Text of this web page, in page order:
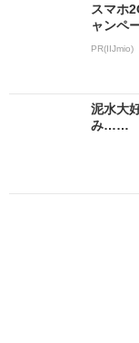
スマホ
ャンペ
PR(IIJmio)
泥水大
み……